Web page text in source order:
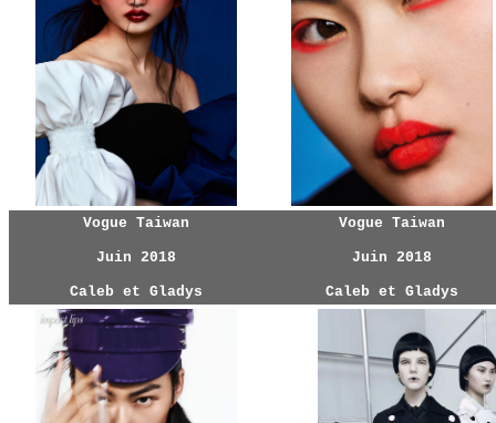
Vogue Taiwan
Juin 2018
Caleb et Gladys
Vogue Taiwan
Juin 2018
Caleb et Gladys